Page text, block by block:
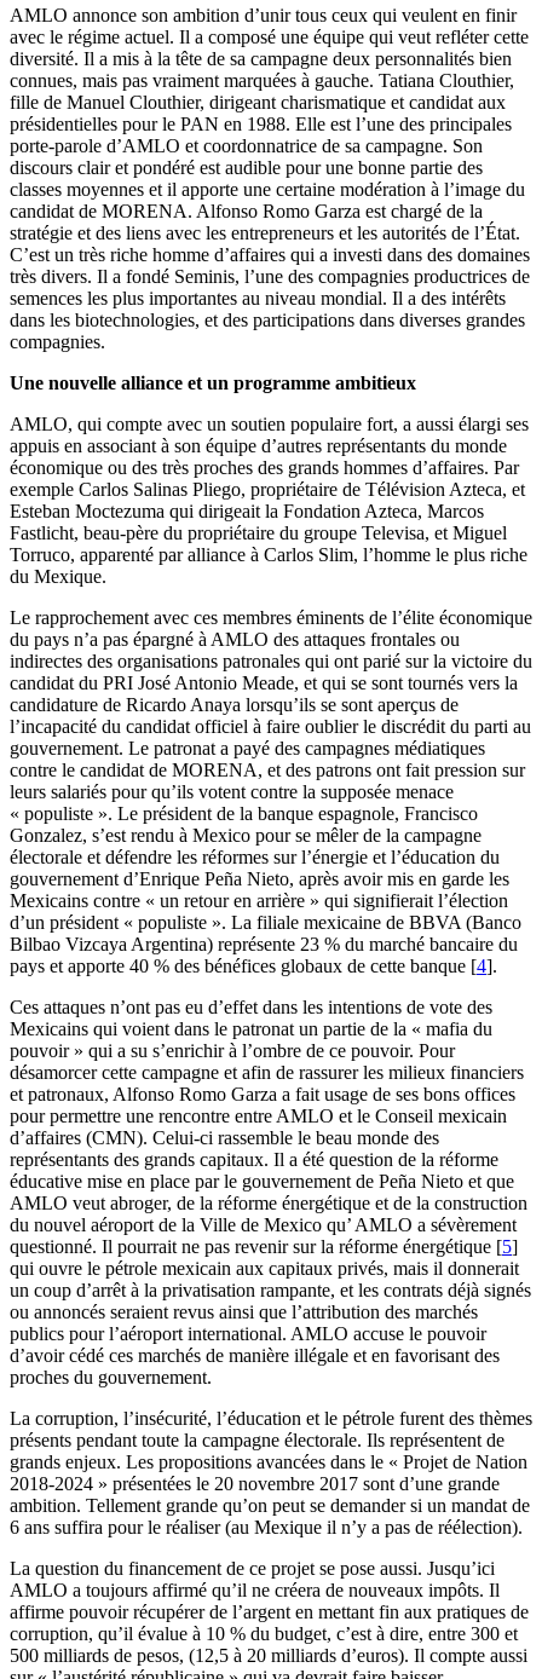
AMLO annonce son ambition d’unir tous ceux qui veulent en finir
avec le régime actuel. Il a composé une équipe qui veut refléter cette
diversité. Il a mis à la tête de sa campagne deux personnalités bien
connues, mais pas vraiment marquées à gauche. Tatiana Clouthier,
fille de Manuel Clouthier, dirigeant charismatique et candidat aux
présidentielles pour le PAN en 1988. Elle est l’une des principales
porte-parole d’AMLO et coordonnatrice de sa campagne. Son
discours clair et pondéré est audible pour une bonne partie des
classes moyennes et il apporte une certaine modération à l’image du
candidat de MORENA. Alfonso Romo Garza est chargé de la
stratégie et des liens avec les entrepreneurs et les autorités de l’État.
C’est un très riche homme d’affaires qui a investi dans des domaines
très divers. Il a fondé Seminis, l’une des compagnies productrices de
semences les plus importantes au niveau mondial. Il a des intérêts
dans les biotechnologies, et des participations dans diverses grandes
compagnies.
Une nouvelle alliance et un programme ambitieux
AMLO, qui compte avec un soutien populaire fort, a aussi élargi ses
appuis en associant à son équipe d’autres représentants du monde
économique ou des très proches des grands hommes d’affaires. Par
exemple Carlos Salinas Pliego, propriétaire de Télévision Azteca, et
Esteban Moctezuma qui dirigeait la Fondation Azteca, Marcos
Fastlicht, beau-père du propriétaire du groupe Televisa, et Miguel
Torruco, apparenté par alliance à Carlos Slim, l’homme le plus riche
du Mexique.
Le rapprochement avec ces membres éminents de l’élite économique
du pays n’a pas épargné à AMLO des attaques frontales ou
indirectes des organisations patronales qui ont parié sur la victoire du
candidat du PRI José Antonio Meade, et qui se sont tournés vers la
candidature de Ricardo Anaya lorsqu’ils se sont aperçus de
l’incapacité du candidat officiel à faire oublier le discrédit du parti au
gouvernement. Le patronat a payé des campagnes médiatiques
contre le candidat de MORENA, et des patrons ont fait pression sur
leurs salariés pour qu’ils votent contre la supposée menace
« populiste ». Le président de la banque espagnole, Francisco
Gonzalez, s’est rendu à Mexico pour se mêler de la campagne
électorale et défendre les réformes sur l’énergie et l’éducation du
gouvernement d’Enrique Peña Nieto, après avoir mis en garde les
Mexicains contre « un retour en arrière » qui signifierait l’élection
d’un président « populiste ». La filiale mexicaine de BBVA (Banco
Bilbao Vizcaya Argentina) représente 23 % du marché bancaire du
pays et apporte 40 % des bénéfices globaux de cette banque [4].
Ces attaques n’ont pas eu d’effet dans les intentions de vote des
Mexicains qui voient dans le patronat un partie de la « mafia du
pouvoir » qui a su s’enrichir à l’ombre de ce pouvoir. Pour
désamorcer cette campagne et afin de rassurer les milieux financiers
et patronaux, Alfonso Romo Garza a fait usage de ses bons offices
pour permettre une rencontre entre AMLO et le Conseil mexicain
d’affaires (CMN). Celui-ci rassemble le beau monde des
représentants des grands capitaux. Il a été question de la réforme
éducative mise en place par le gouvernement de Peña Nieto et que
AMLO veut abroger, de la réforme énergétique et de la construction
du nouvel aéroport de la Ville de Mexico qu’ AMLO a sévèrement
questionné. Il pourrait ne pas revenir sur la réforme énergétique [5]
qui ouvre le pétrole mexicain aux capitaux privés, mais il donnerait
un coup d’arrêt à la privatisation rampante, et les contrats déjà signés
ou annoncés seraient revus ainsi que l’attribution des marchés
publics pour l’aéroport international. AMLO accuse le pouvoir
d’avoir cédé ces marchés de manière illégale et en favorisant des
proches du gouvernement.
La corruption, l’insécurité, l’éducation et le pétrole furent des thèmes
présents pendant toute la campagne électorale. Ils représentent de
grands enjeux. Les propositions avancées dans le « Projet de Nation
2018-2024 » présentées le 20 novembre 2017 sont d’une grande
ambition. Tellement grande qu’on peut se demander si un mandat de
6 ans suffira pour le réaliser (au Mexique il n’y a pas de réélection).
La question du financement de ce projet se pose aussi. Jusqu’ici
AMLO a toujours affirmé qu’il ne créera de nouveaux impôts. Il
affirme pouvoir récupérer de l’argent en mettant fin aux pratiques de
corruption, qu’il évalue à 10 % du budget, c’est à dire, entre 300 et
500 milliards de pesos, (12,5 à 20 milliards d’euros). Il compte aussi